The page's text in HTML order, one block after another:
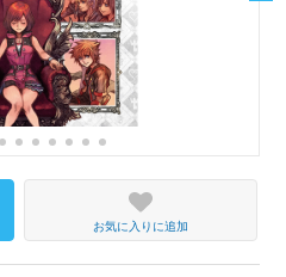
お気に入りに追加